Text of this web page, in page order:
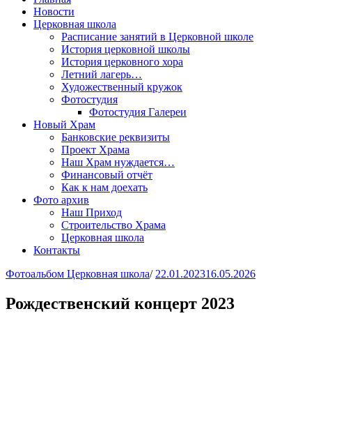
Новости
Церковная школа
Расписание занятий в Церковной школе
История церковной школы
История церковного хора
Летний лагерь…
Художественный кружок
Фотостудия
Фотостудия Галереи
Новый Храм
Банковские реквизиты
Проект Храма
Наш Храм нуждается…
Финансовый отчёт
Как к нам доехать
Фото архив
Наш Приход
Строительство Храма
Церковная школа
Контакты
Фотоальбом Церковная школа/ 22.01.202316.05.2026
Рождественский концерт 2023